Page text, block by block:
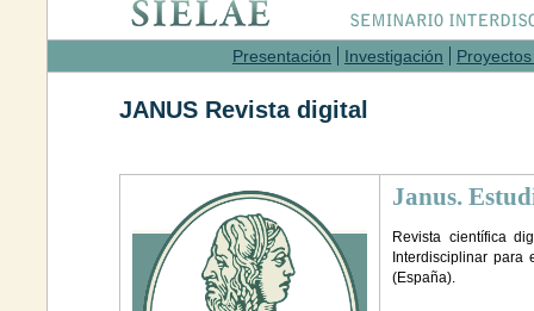
Presentación Investigación
JANUS Revista digital
Janus.
Revista científica
Interdisciplinar
(España).